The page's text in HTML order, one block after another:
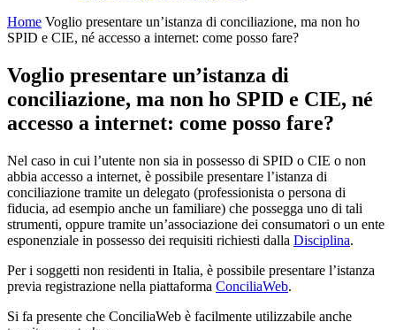
Home Voglio presentare un’istanza di conciliazione, ma non ho
SPID e CIE, né accesso a internet: come posso fare?
Voglio presentare un’istanza di
conciliazione, ma non ho SPID e CIE, né
accesso a internet: come posso fare?
Nel caso in cui l’utente non sia in possesso di SPID o CIE o non
abbia accesso a internet, è possibile presentare l’istanza di
conciliazione tramite un delegato (professionista o persona di
fiducia, ad esempio anche un familiare) che possegga uno di tali
strumenti, oppure tramite un’associazione dei consumatori o un ente
esponenziale in possesso dei requisiti richiesti dalla Disciplina.
Per i soggetti non residenti in Italia, è possibile presentare l’istanza
previa registrazione nella piattaforma ConciliaWeb.
Si fa presente che ConciliaWeb è facilmente utilizzabile anche